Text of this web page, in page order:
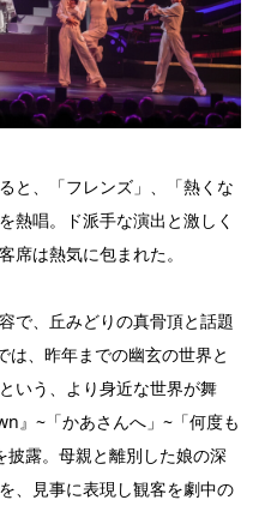
と、「フレンズ」、「熱くな
熱唱。ド派手な演出と激しく
席は熱気に包まれた。
で、丘みどりの真骨頂と話題
は、昨年までの幽玄の世界と
いう、より身近な世界が舞
』~「かあさんへ」~「何度も
露。母親と離別した娘の深
、見事に表現し観客を劇中の